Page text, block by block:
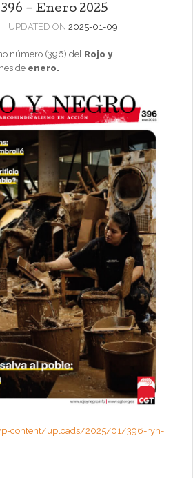
– Enero 2025
UPDATED ON 2025-01-09
número (396) del Rojo y
de enero.
content/uploads/2025/01/396-ryn-